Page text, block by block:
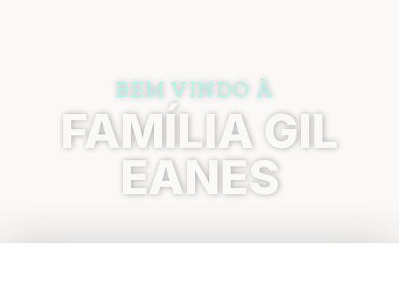
BEM VINDO À
FAMÍLIA GIL
EANES